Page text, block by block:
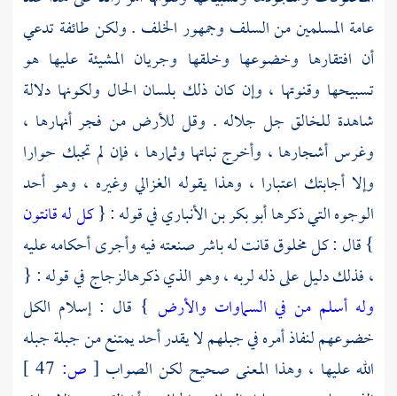
عامة المسلمين من السلف وجمهور الخلف . ولكن طائفة تدعي
أن افتقارها وخضوعها وخلقها وجريان المشيئة عليها هو
تسبيحها وقنوتها ، وإن كان ذلك بلسان الحال ولكونها دلالة
شاهدة للخالق جل جلاله . وقل للأرض من فجر أنهارها ،
وغرس أشجارها ، وأخرج نباتها وثمارها ، فإن لم تجبك حوارا
وإلا أجابتك اعتبارا ، وهذا يقوله الغزالي وغيره ، وهو أحد
الوجوه التي ذكرهاأبو بكر بن الأنباريفي قوله : {كل له قانتون
} قال : كل مخلوق قانت له باشر صنعته فيه وأجرى أحكامه عليه
، فذلك دليل على ذله لربه ، وهو الذي ذكرهالزجاجفي قوله : {
وله أسلم من في السماوات والأرض } قال : إسلام الكل
خضوعهم لنفاذ أمره في جبلهم لا يقدر أحد يمتنع من جبلة جبله
الله عليها ، وهذا المعنى صحيح لكن الصواب [ ص: